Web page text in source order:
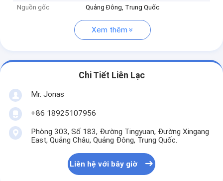
Nguồn gốc
Quảng Đông, Trung Quốc
Xem thêm
Chi Tiết Liên Lạc
Mr. Jonas
+86 18925107956
Phòng 303, Số 183, Đường Tingyuan, Đường Xingang
East, Quảng Châu, Quảng Đông, Trung Quốc.
Liên hệ với bây giờ